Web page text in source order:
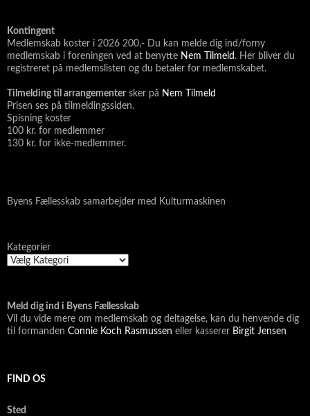
Kontingent
Medlemskab koster i 2026 200,- Du kan melde dig ind/forny
medlemskab i foreningen ved at benytte Nem Tilmeld . Her bliver du
registreret på medlemslisten og du betaler for medlemskabet.
Tilmelding til arrangementer sker på Nem Tilmeld
Prisen ses på tilmeldingssiden.
Spisning koster
100 kr. for medlemmer
130 kr. for ikke-medlemmer.
Byens Fællesskab samarbejder med Kulturmaskinen
Kategorier
Meld dig ind i Byens Fællesskab
Vil du vide mere om medlemskab og deltagelse, kan du henvende dig
til formanden Connie Koch Rasmussen eller kasserer Birgit Jensen
FIND OS
Sted